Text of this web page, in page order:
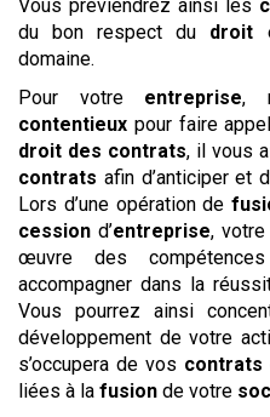
Vous préviendrez ainsi les
du bon respect du droit
domaine.
Pour votre entreprise,
contentieux pour faire
droit des contrats, il vous
contrats afin d’anticiper et
Lors d’une opération de
cession d’entreprise, votre
œuvre des
accompagner dans la
Vous pourrez ainsi
développement de votre
s’occupera de vos contrats
liées à la fusion de votre